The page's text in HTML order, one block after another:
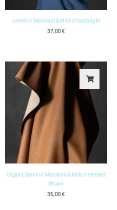
Leinen // Merchant & Mills // Goodnight
37,00 €
Organic Denim // Merchant & Mills // Herbert
Brown
35,00 €